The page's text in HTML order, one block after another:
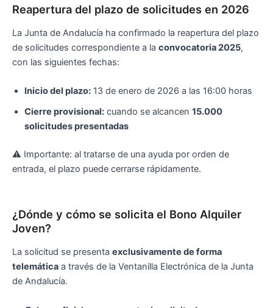
Reapertura del plazo de solicitudes en 2026
La Junta de Andalucía ha confirmado la reapertura del plazo
de solicitudes correspondiente a la convocatoria 2025,
con las siguientes fechas:
Inicio del plazo: 13 de enero de 2026 a las 16:00 horas
Cierre provisional: cuando se alcancen 15.000
solicitudes presentadas
⚠️ Importante: al tratarse de una ayuda por orden de
entrada, el plazo puede cerrarse rápidamente.
¿Dónde y cómo se solicita el Bono Alquiler
Joven?
La solicitud se presenta exclusivamente de forma
telemática a través de la Ventanilla Electrónica de la Junta
de Andalucía.